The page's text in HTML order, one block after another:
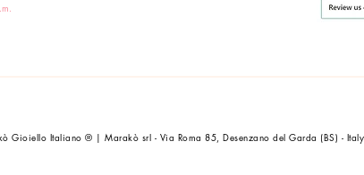
Gioiello Italiano ® | Marakò srl - Via Roma 85, Desenzano del Garda (BS) - Italy